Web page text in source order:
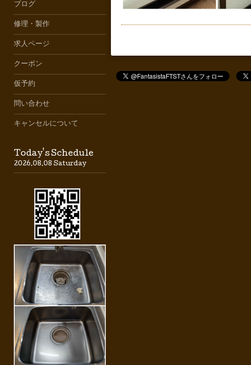
ブログ
修理・製作
求人ページ
クーポン
仮予約
問い合わせ
キャンセルについて
Today's Schedule
2026.08.08 Saturday